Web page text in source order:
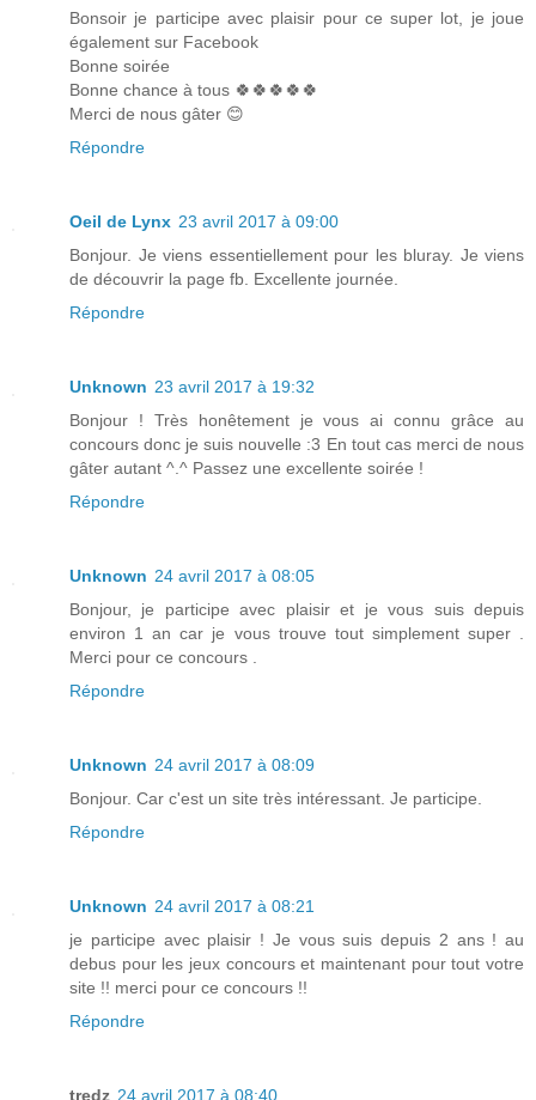
Bonsoir je participe avec plaisir pour ce super lot, je joue
également sur Facebook
Bonne soirée
Bonne chance à tous 🍀🍀🍀🍀🍀
Merci de nous gâter 😊
Répondre
Oeil de Lynx 23 avril 2017 à 09:00
Bonjour. Je viens essentiellement pour les bluray. Je viens
de découvrir la page fb. Excellente journée.
Répondre
Unknown 23 avril 2017 à 19:32
Bonjour ! Très honêtement je vous ai connu grâce au
concours donc je suis nouvelle :3 En tout cas merci de nous
gâter autant ^.^ Passez une excellente soirée !
Répondre
Unknown 24 avril 2017 à 08:05
Bonjour, je participe avec plaisir et je vous suis depuis
environ 1 an car je vous trouve tout simplement super .
Merci pour ce concours .
Répondre
Unknown 24 avril 2017 à 08:09
Bonjour. Car c'est un site très intéressant. Je participe.
Répondre
Unknown 24 avril 2017 à 08:21
je participe avec plaisir ! Je vous suis depuis 2 ans ! au
debus pour les jeux concours et maintenant pour tout votre
site !! merci pour ce concours !!
Répondre
tredz 24 avril 2017 à 08:40